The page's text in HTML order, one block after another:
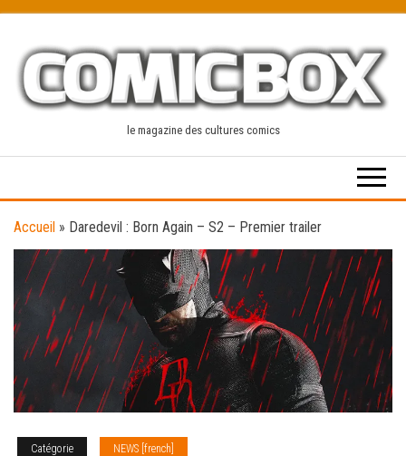
content
le magazine des cultures comics
Accueil » Daredevil : Born Again – S2 – Premier trailer
Catégorie NEWS [french]